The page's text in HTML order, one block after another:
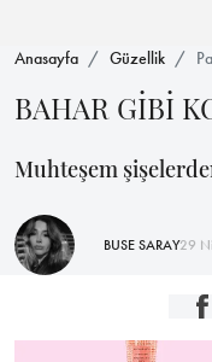
Anasayfa Güzellik
BAHAR GİBİ
Muhteşem
BUSE SARAY29